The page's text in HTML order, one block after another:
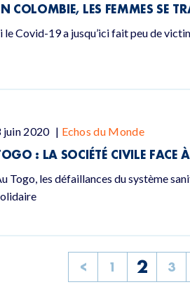
COLOMBIE, LES FEMMES SE
le Covid-19 a jusqu’ici fait peu de
juin 2020 | Echos du Monde
: LA SOCIÉTÉ CIVILE FACE
Togo, les défaillances du système
< 1 2 3